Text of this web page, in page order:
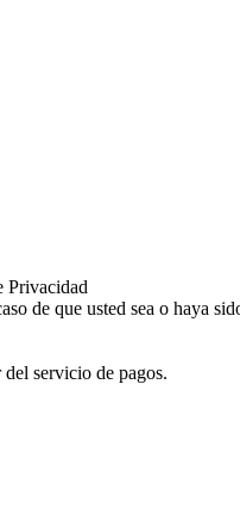
Privacidad
de que usted sea o haya
servicio de pagos.